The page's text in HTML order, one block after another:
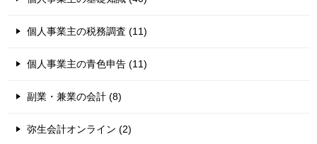
個人事業主の税務調査 (11)
個人事業主の青色申告 (11)
副業・兼業の会計 (8)
弥生会計オンライン (2)